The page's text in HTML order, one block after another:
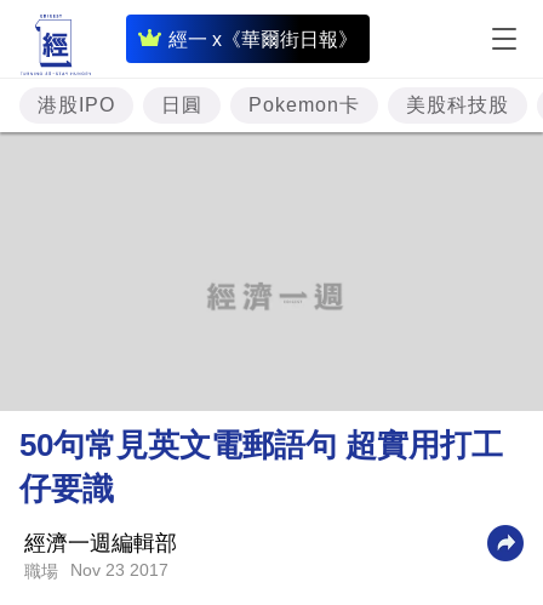
經一 x《華爾街日報》
即
時
財
經
理
財
業
科
港股IPO 日圓 Pokemon卡 美股科技股
50句常見英文電郵語句 超實用打工
仔要識
經濟一週編輯部
職場 Nov 23 2017